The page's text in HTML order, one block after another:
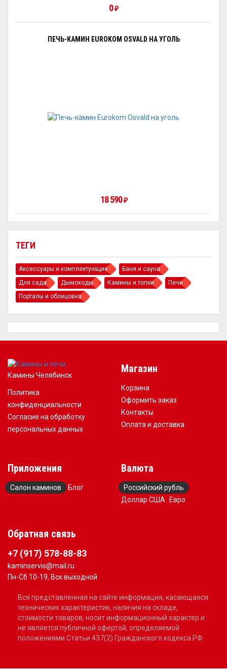
ТЕГИ
Аксессуары и комплектующие
Баня и сауна
Для сада
Дымоходы Камины и топки
Печи
Порталы и облицовка
0 ₽
ПЕЧЬ-КАМИН EUROKOM OSVALD НА УГОЛЬ
18 590 ₽
Камины Челябинск
Политика
конфиденциальности
Согласие на обработку
персональных данных
Магазин
Корзина
Оформить заказ
Контакты
Оплата и доставка
Приложения
Салон каминов Блог
Валюта
Российский рубль
Доллар США
Евро
Обратная связь
+7 (917) 578-88-83
kaminservis@mail.ru
Пн-Сб 10-19, Вск выходной
Вся представленная на сайте информация, касающаяся
технических характеристик, наличия на складе,
стоимости товаров, носит информационный характер и
не является публичной офертой, определяемой
положениями Статьи 437(2) Гражданского кодекса РФ